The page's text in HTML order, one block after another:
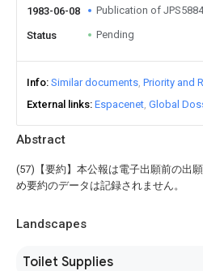
Abstract
(57)【要約】本公報は電子出願前の出
め要約のデータは記録されません。
Landscapes
Toilet Supplies
1983-06-08 Publication of
Status Pending
Info Similar documents Priority and
External links Espacenet Global